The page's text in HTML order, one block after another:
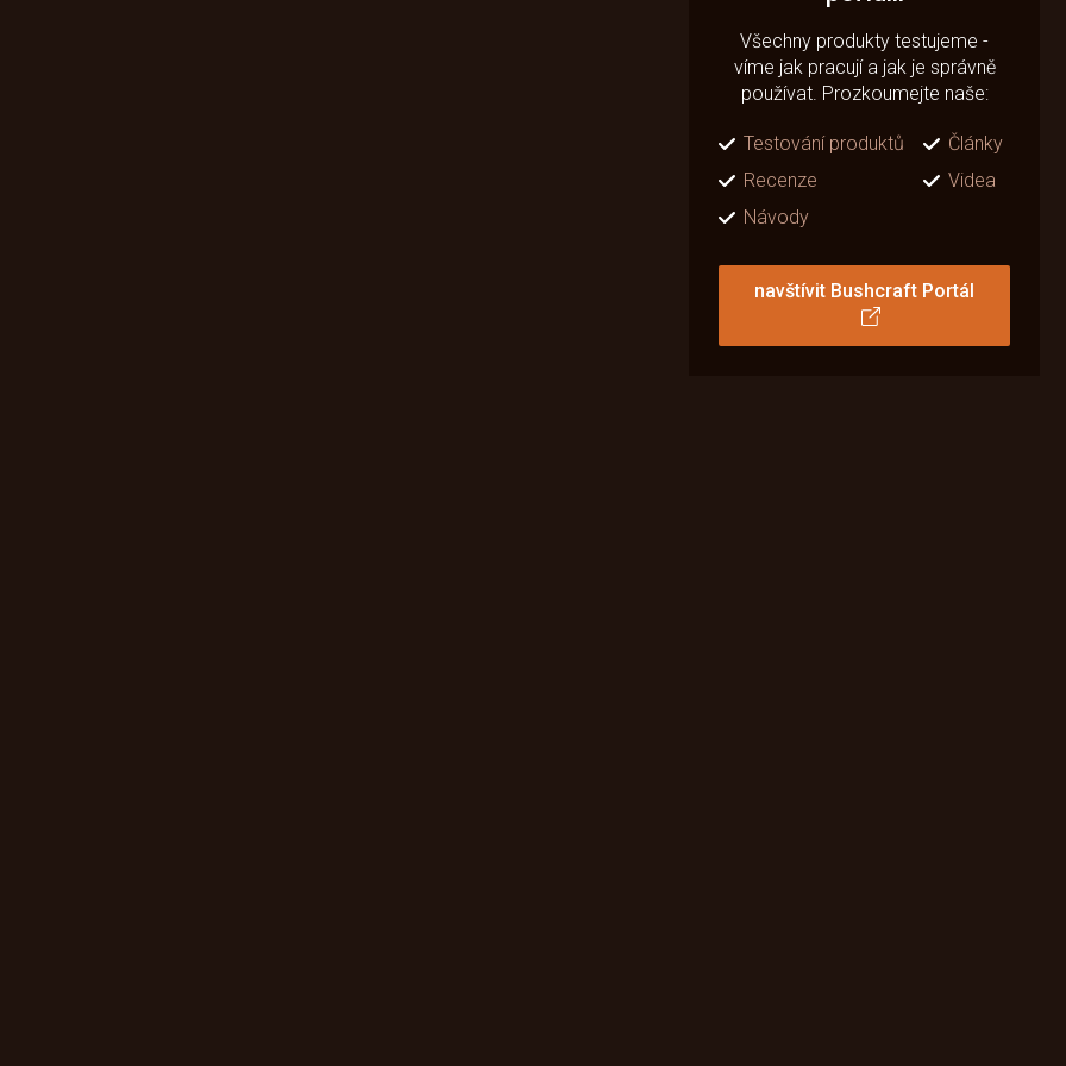
Všechny produkty testujeme -
víme jak pracují a jak je správně
používat. Prozkoumejte naše:
Testování produktů
Články
Recenze
Videa
Návody
navštívit Bushcraft Portál